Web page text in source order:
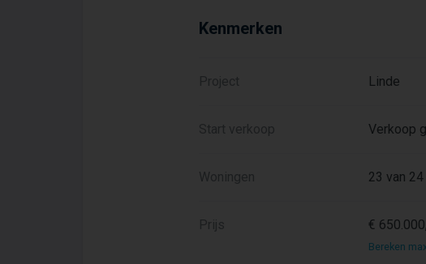
Kenmerken
Project Linde
Start verkoop Verkoop
Woningen 23 van
Prijs €
Bereken